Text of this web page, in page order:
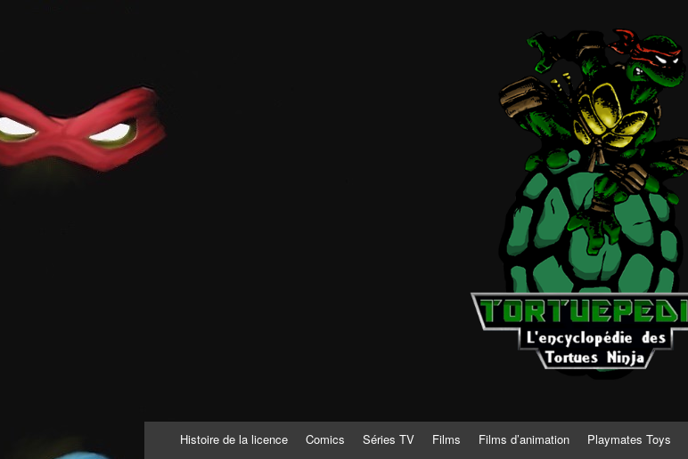
Histoire de la licence Comics Séries TV Films Films d’animation Playmates Toys